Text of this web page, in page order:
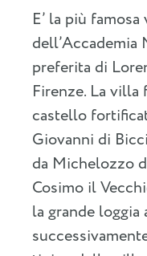
E’ la più
dell’Accademia
preferita di
Firenze. La
castello
Giovanni di
da Michelozzo
Cosimo il
la grande loggia